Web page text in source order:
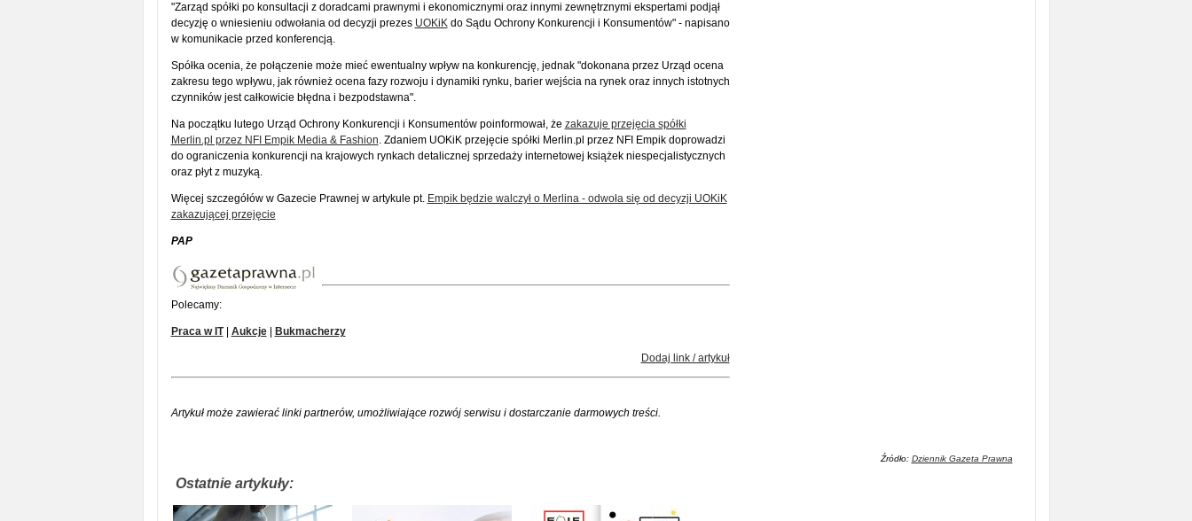
"Zarząd spółki po konsultacji z doradcami prawnymi i ekonomicznymi oraz innymi zewnętrznymi ekspertami podjął
decyzję o wniesieniu odwołania od decyzji prezes UOKiKdo Sądu Ochrony Konkurencji i Konsumentów" - napisano
w komunikacie przed konferencją.
Spółka ocenia, że połączenie może mieć ewentualny wpływ na konkurencję, jednak "dokonana przez Urząd ocena
zakresu tego wpływu, jak również ocena fazy rozwoju i dynamiki rynku, barier wejścia na rynek oraz innych istotnych
czynników jest całkowicie błędna i bezpodstawna".
Na początku lutego Urząd Ochrony Konkurencji i Konsumentów poinformował, że zakazuje przejęcia spółki
Merlin.pl przez NFI Empik Media & Fashion. Zdaniem UOKiK przejęcie spółki Merlin.pl przez NFI Empik doprowadzi
do ograniczenia konkurencji na krajowych rynkach detalicznej sprzedaży internetowej książek niespecjalistycznych
oraz płyt z muzyką.
Więcej szczegółów w Gazecie Prawnej w artykule pt. Empik będzie walczył o Merlina - odwoła się od decyzji UOKiK
zakazującej przejęcie
PAP
Polecamy:
Praca w IT| Aukcje| Bukmacherzy
Dodaj link / artykuł
Artykuł może zawierać linki partnerów, umożliwiające rozwój serwisu i dostarczanie darmowych treści.
Źródło: Dziennik Gazeta Prawna
Ostatnie artykuły: